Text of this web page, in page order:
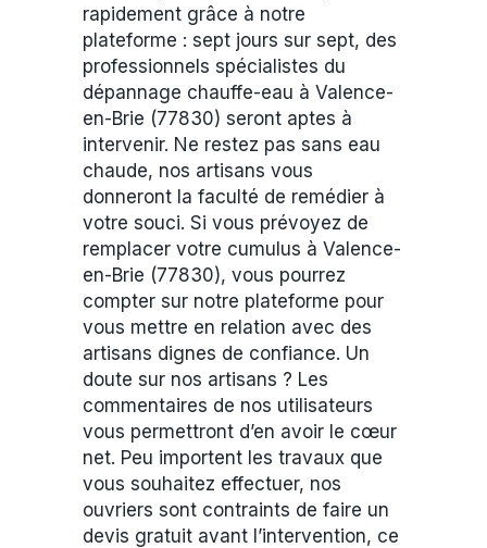
rapidement grâce à notre
plateforme : sept jours sur sept, des
professionnels spécialistes du
dépannage chauffe-eau à Valence-
en-Brie (77830) seront aptes à
intervenir. Ne restez pas sans eau
chaude, nos artisans vous
donneront la faculté de remédier à
votre souci. Si vous prévoyez de
remplacer votre cumulus à Valence-
en-Brie (77830), vous pourrez
compter sur notre plateforme pour
vous mettre en relation avec des
artisans dignes de confiance. Un
doute sur nos artisans ? Les
commentaires de nos utilisateurs
vous permettront d’en avoir le cœur
net. Peu importent les travaux que
vous souhaitez effectuer, nos
ouvriers sont contraints de faire un
devis gratuit avant l’intervention, ce